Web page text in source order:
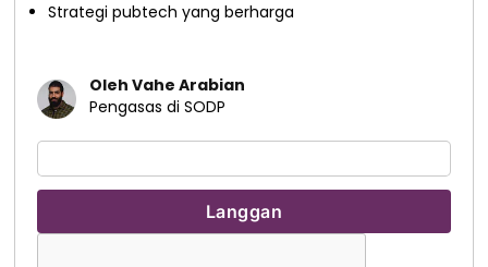
Strategi pubtech yang berharga
Oleh Vahe Arabian
Pengasas di SODP